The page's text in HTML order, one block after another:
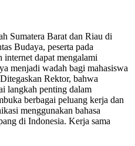
Sumatera Barat dan Riau di
Budaya, peserta pada
internet dapat mengalami
menjadi wadah bagi mahasiswa
Rektor, bahwa
langkah penting dalam
berbagai peluang kerja dan
menggunakan bahasa
di Indonesia. Kerja sama